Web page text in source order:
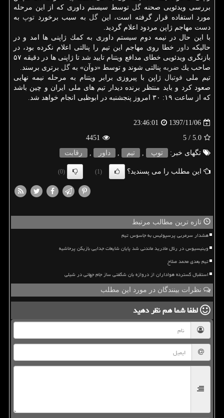
بررسی ویدئویی صحنه گل توسط سیستم داوری كه از این مرحله
مورد استفاده قرار گرفته است، این گل به سبب برخورد توپ به
دست مهاجم ژاپن مردود اعلام گردید.
با این حال در نیمه دوم سیستم داوری به كمك ژاپنی ها امد و در
حالیكه داور
خطا روی مهاجم این تیم را پنالتی اعلام نكرده بود، در
بازنگری ویدئویی خطای مدافع ویتنام تایید شد تا ژاپنی ها در دقیقه ۵۷
صاحب یك ضربه پنالتی شوند و توسط «دوآن» به گل برتری برسند.
تیم ملی فوتبال ژاپن با پیروزی برابر ویتنام به مرحله نیمه نهایی
صعود كرد و باید منتظر برنده دیدار تیم های ملی ایران و چین باشد
كه از ساعت ۱۹: ۳۰ امروز پنجشنبه در ابوظبی انجام خواهد شد.
1397/11/06
23:46:01
5.0
/ 5
4451
تگهای خبر:
توپ , تیم , داور , رقابت
این مطلب را می پسندید؟ (1)
(0)
تازه ترین مطالب مرتبط
هشدار سرمربی پرسپولیس به جاسوس تیم
وینیسیوس در رئال مادرید ماندنی شد پایان شایعات جدایی بازیکن پرحاشیه
تیم بعدی محمد صلاح
استقبال گسترده هواداران از دروازه بان شگفتی ساز جام جهانی در شیلی
نظرات بینندگان در مورد این مطلب
لطفا شما همنظر دهید